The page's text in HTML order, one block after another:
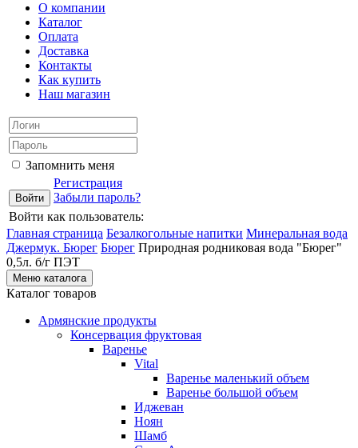
О компании
Каталог
Оплата
Доставка
Контакты
Как купить
Наш магазин
Запомнить меня
Регистрация
Забыли пароль?
Войти как пользователь:
Главная страница Безалкогольные напитки Минеральная вода
Джермук. Бюрег Бюрег Природная родниковая вода "Бюрег"
0,5л. б/г ПЭТ
Меню каталога
Каталог товаров
Армянские продукты
Консервация фруктовая
Варенье
Vital
Варенье маленький объем
Варенье большой объем
Иджеван
Ноян
Шамб